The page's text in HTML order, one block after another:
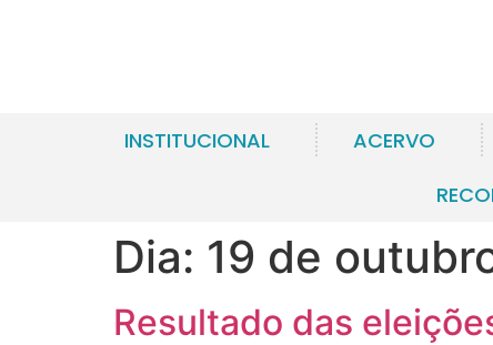
INSTITUCIONAL ACERVO
Dia: 19 de
Resultado das